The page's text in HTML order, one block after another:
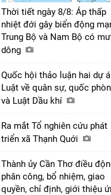
Thời tiết ngày 8/8: Áp thấp
nhiệt đới gây biển động
Trung Bộ và Nam Bộ có
dông
Quốc hội thảo luận hai dự
Luật về quân sự, quốc
và Luật Dầu khí
Ra mắt Tổ nghiên cứu phát
triển xã Thạnh Quới
Thành ủy Cần Thơ điều
phân công, bổ nhiệm, giao
quyền, chỉ định, giới thiệu